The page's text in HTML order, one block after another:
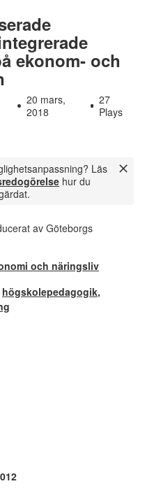
ekonom- och
20 mars,
2018
27
Plays
Läs
hur du
av Göteborgs
och näringsliv
högskolepedagogik,